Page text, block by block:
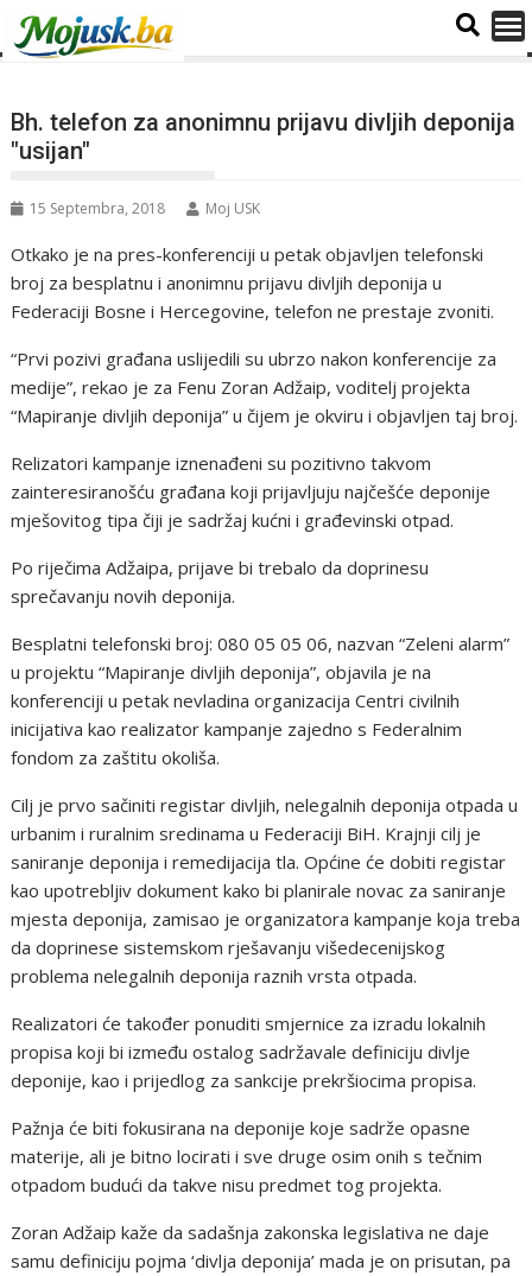
Bh. telefon za anonimnu prijavu divljih deponija
"usijan"
15 Septembra, 2018 Moj USK
Otkako je na pres-konferenciji u petak objavljen telefonski
broj za besplatnu i anonimnu prijavu divljih deponija u
Federaciji Bosne i Hercegovine, telefon ne prestaje zvoniti.
“Prvi pozivi građana uslijedili su ubrzo nakon konferencije za
medije”, rekao je za Fenu Zoran Adžaip, voditelj projekta
“Mapiranje divljih deponija” u čijem je okviru i objavljen taj broj.
Relizatori kampanje iznenađeni su pozitivno takvom
zainteresiranošću građana koji prijavljuju najčešće deponije
mješovitog tipa čiji je sadržaj kućni i građevinski otpad.
Po riječima Adžaipa, prijave bi trebalo da doprinesu
sprečavanju novih deponija.
Besplatni telefonski broj: 080 05 05 06, nazvan “Zeleni alarm”
u projektu “Mapiranje divljih deponija”, objavila je na
konferenciji u petak nevladina organizacija Centri civilnih
inicijativa kao realizator kampanje zajedno s Federalnim
fondom za zaštitu okoliša.
Cilj je prvo sačiniti registar divljih, nelegalnih deponija otpada u
urbanim i ruralnim sredinama u Federaciji BiH. Krajnji cilj je
saniranje deponija i remedijacija tla. Općine će dobiti registar
kao upotrebljiv dokument kako bi planirale novac za saniranje
mjesta deponija, zamisao je organizatora kampanje koja treba
da doprinese sistemskom rješavanju višedecenijskog
problema nelegalnih deponija raznih vrsta otpada.
Realizatori će također ponuditi smjernice za izradu lokalnih
propisa koji bi između ostalog sadržavale definiciju divlje
deponije, kao i prijedlog za sankcije prekršiocima propisa.
Pažnja će biti fokusirana na deponije koje sadrže opasne
materije, ali je bitno locirati i sve druge osim onih s tečnim
otpadom budući da takve nisu predmet tog projekta.
Zoran Adžaip kaže da sadašnja zakonska legislativa ne daje
samu definiciju pojma ‘divlja deponija’ mada je on prisutan, pa